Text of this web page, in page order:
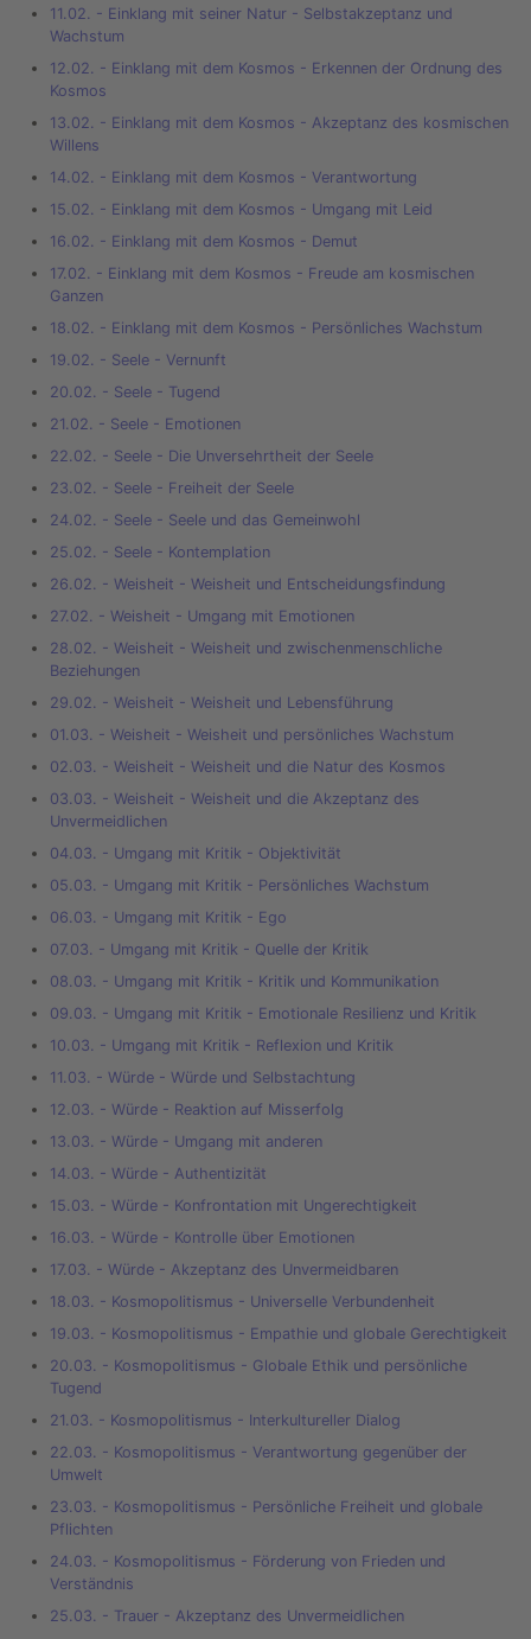
11.02. - Einklang mit seiner Natur - Selbstakzeptanz und
Wachstum
12.02. - Einklang mit dem Kosmos - Erkennen der Ordnung des
Kosmos
13.02. - Einklang mit dem Kosmos - Akzeptanz des kosmischen
Willens
14.02. - Einklang mit dem Kosmos - Verantwortung
15.02. - Einklang mit dem Kosmos - Umgang mit Leid
16.02. - Einklang mit dem Kosmos - Demut
17.02. - Einklang mit dem Kosmos - Freude am kosmischen
Ganzen
18.02. - Einklang mit dem Kosmos - Persönliches Wachstum
19.02. - Seele - Vernunft
20.02. - Seele - Tugend
21.02. - Seele - Emotionen
22.02. - Seele - Die Unversehrtheit der Seele
23.02. - Seele - Freiheit der Seele
24.02. - Seele - Seele und das Gemeinwohl
25.02. - Seele - Kontemplation
26.02. - Weisheit - Weisheit und Entscheidungsfindung
27.02. - Weisheit - Umgang mit Emotionen
28.02. - Weisheit - Weisheit und zwischenmenschliche
Beziehungen
29.02. - Weisheit - Weisheit und Lebensführung
01.03. - Weisheit - Weisheit und persönliches Wachstum
02.03. - Weisheit - Weisheit und die Natur des Kosmos
03.03. - Weisheit - Weisheit und die Akzeptanz des
Unvermeidlichen
04.03. - Umgang mit Kritik - Objektivität
05.03. - Umgang mit Kritik - Persönliches Wachstum
06.03. - Umgang mit Kritik - Ego
07.03. - Umgang mit Kritik - Quelle der Kritik
08.03. - Umgang mit Kritik - Kritik und Kommunikation
09.03. - Umgang mit Kritik - Emotionale Resilienz und Kritik
10.03. - Umgang mit Kritik - Reflexion und Kritik
11.03. - Würde - Würde und Selbstachtung
12.03. - Würde - Reaktion auf Misserfolg
13.03. - Würde - Umgang mit anderen
14.03. - Würde - Authentizität
15.03. - Würde - Konfrontation mit Ungerechtigkeit
16.03. - Würde - Kontrolle über Emotionen
17.03. - Würde - Akzeptanz des Unvermeidbaren
18.03. - Kosmopolitismus - Universelle Verbundenheit
19.03. - Kosmopolitismus - Empathie und globale Gerechtigkeit
20.03. - Kosmopolitismus - Globale Ethik und persönliche
Tugend
21.03. - Kosmopolitismus - Interkultureller Dialog
22.03. - Kosmopolitismus - Verantwortung gegenüber der
Umwelt
23.03. - Kosmopolitismus - Persönliche Freiheit und globale
Pflichten
24.03. - Kosmopolitismus - Förderung von Frieden und
Verständnis
25.03. - Trauer - Akzeptanz des Unvermeidlichen